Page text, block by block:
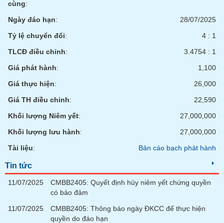
cùng:
Ngày đáo hạn:
28/07/2025
Tỷ lệ chuyển đổi:
4 : 1
TLCĐ điều chỉnh:
3.4754 : 1
Giá phát hành:
1,100
Giá thực hiện:
26,000
Giá TH điều chỉnh:
22,590
Khối lượng Niêm yết:
27,000,000
Khối lượng lưu hành:
27,000,000
Tài liệu: Bản cáo bạch phát hành
Tin tức
11/07/2025
CMBB2405: Quyết định hủy niêm yết chứng quyền
có bảo đảm
11/07/2025
CMBB2405: Thông báo ngày ĐKCC để thực hiện
quyền do đáo hạn